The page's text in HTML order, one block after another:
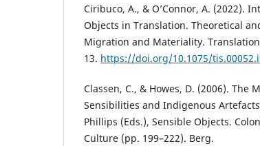
Ciribuco, A., & O’Connor, A. (2022).
Objects in Translation. Theoretical
Migration and Materiality.
13. https://doi.org/10.1075/
Classen, C., & Howes, D. (2006). The
Sensibilities and Indigenous
Phillips (Eds.), Sensible Objects.
Culture (pp. 199–222). Berg.